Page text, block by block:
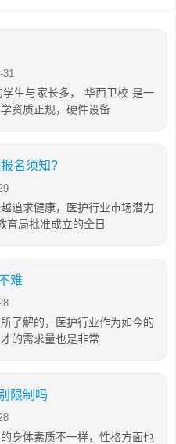
31
生与家长多， 华西卫校 是一
资质正规，硬件设备
名须知?
追求健康，医护行业市场潜力
育局批准成立的全日
难
了解的，医护行业作为如今的
的需求量也是非常
限制吗
身体素质不一样，性格方面也